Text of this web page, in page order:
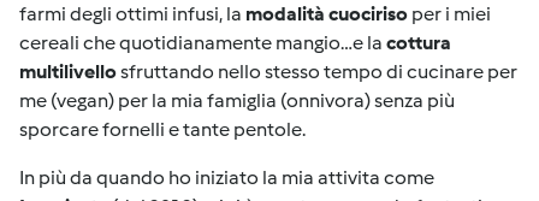
farmi degli ottimi infusi, la modalità cuociriso per i miei
cereali che quotidianamente mangio…e la cottura
multilivellosfruttando nello stesso tempo di cucinare per
me (vegan) per la mia famiglia (onnivora) senza più
sporcare fornelli e tante pentole.
In più da quando ho iniziato la mia attivita come